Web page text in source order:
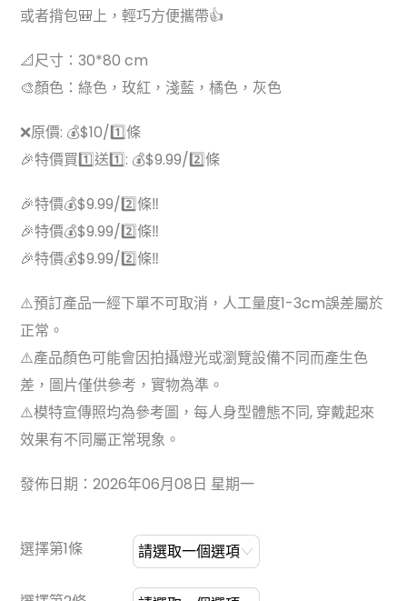
或者揹包🎒上，輕巧方便攜帶👍
📐尺寸：30*80 cm
🎨顏色：綠色，玫紅，淺藍，橘色，灰色
❌原價: 💰$10/1️⃣條
🎉特價買1️⃣送1️⃣: 💰$9.99/2️⃣條
🎉特價💰$9.99/2️⃣條‼
🎉特價💰$9.99/2️⃣條‼
🎉特價💰$9.99/2️⃣條‼
⚠️預訂產品一經下單不可取消，人工量度1-3cm誤差屬於
正常。
⚠️產品顏色可能會因拍攝燈光或瀏覽設備不同而產生色
差，圖片僅供參考，實物為準。
⚠️模特宣傳照均為參考圖，每人身型體態不同, 穿戴起來
效果有不同屬正常現象。
發佈日期：2026年06月08日 星期一
選擇第1條